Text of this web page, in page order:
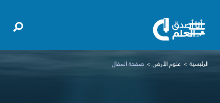
الرئيسية علوم الأرض صفحة المقال